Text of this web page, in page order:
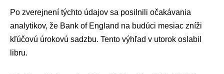
Po zverejnení týchto údajov sa posilnili očakávania
analytikov, že Bank of England na budúci mesiac zníži
kľúčovú úrokovú sadzbu. Tento výhľad v utorok oslabil
libru.